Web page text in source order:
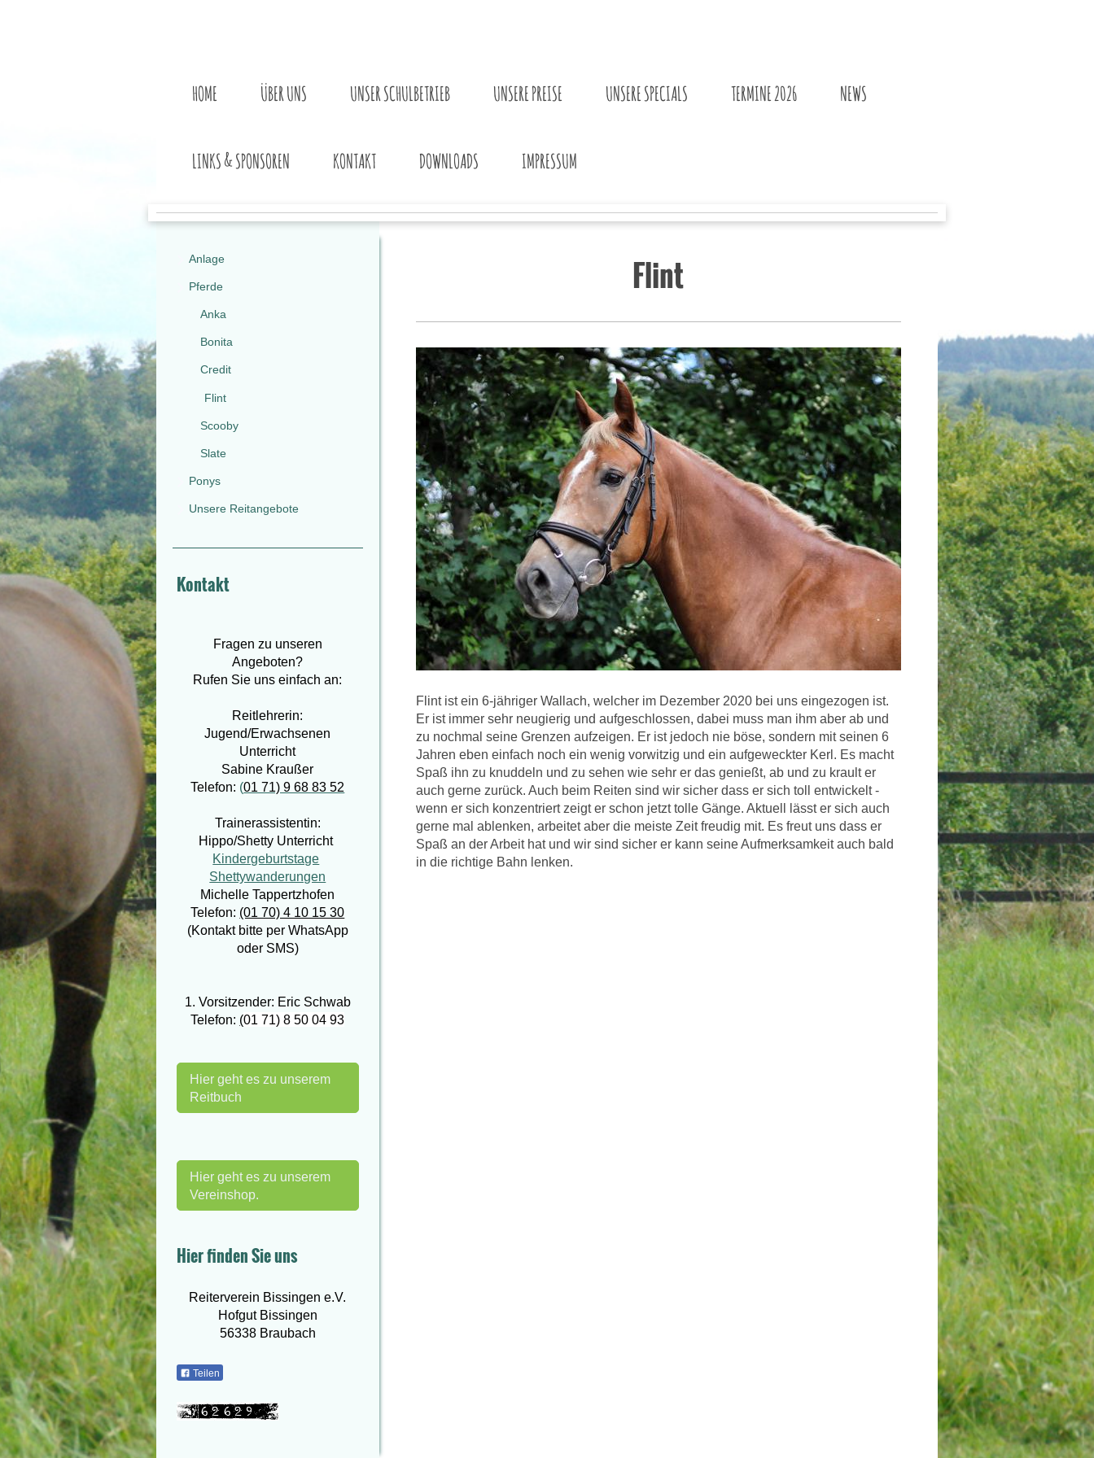
HOME ÜBER UNS UNSER SCHULBETRIEB UNSERE PREISE UNSERE SPECIALS TERMINE 2026 NEWS
LINKS & SPONSOREN KONTAKT DOWNLOADS IMPRESSUM
Flint
Flint ist ein 6-jähriger Wallach, welcher im Dezember 2020 bei uns eingezogen ist.
Er ist immer sehr neugierig und aufgeschlossen, dabei muss man ihm aber ab und
zu nochmal seine Grenzen aufzeigen. Er ist jedoch nie böse, sondern mit seinen 6
Jahren eben einfach noch ein wenig vorwitzig und ein aufgeweckter Kerl. Es macht
Spaß ihn zu knuddeln und zu sehen wie sehr er das genießt, ab und zu krault er
auch gerne zurück. Auch beim Reiten sind wir sicher dass er sich toll entwickelt -
wenn er sich konzentriert zeigt er schon jetzt tolle Gänge. Aktuell lässt er sich auch
gerne mal ablenken, arbeitet aber die meiste Zeit freudig mit. Es freut uns dass er
Spaß an der Arbeit hat und wir sind sicher er kann seine Aufmerksamkeit auch bald
in die richtige Bahn lenken.
Anlage
Pferde
Anka
Bonita
Credit
Flint
Scooby
Slate
Ponys
Unsere Reitangebote
Kontakt
Fragen zu unseren
Angeboten?
Rufen Sie uns einfach an:
Reitlehrerin:
Jugend/Erwachsenen
Unterricht
Sabine Kraußer
Telefon: (01 71) 9 68 83 52
Trainerassistentin:
Hippo/Shetty Unterricht
Kindergeburtstage
Shettywanderungen
Michelle Tappertzhofen
Telefon: (01 70) 4 10 15 30
(Kontakt bitte per WhatsApp
oder SMS)
1. Vorsitzender: Eric Schwab
Telefon: (01 71) 8 50 04 93
Hier geht es zu unserem
Reitbuch
Hier geht es zu unserem
Vereinshop.
Hier finden Sie uns
Reiterverein Bissingen e.V.
Hofgut Bissingen
56338 Braubach
Teilen